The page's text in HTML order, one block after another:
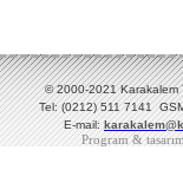
© 2000-2021 Karakalem
Tel: (0212) 511 7141
E-mail:
Program &